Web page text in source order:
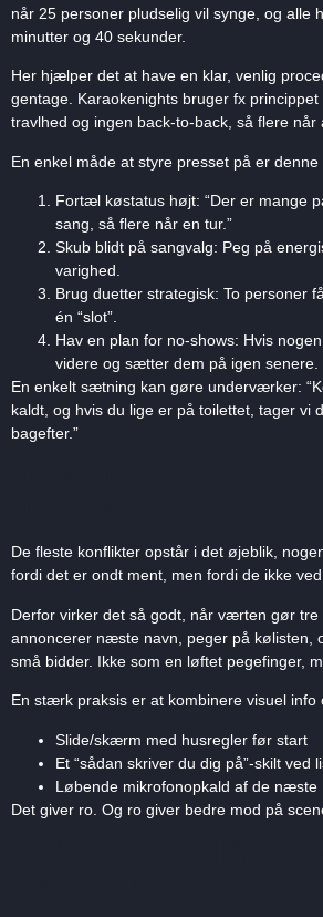
når 25 personer pludselig vil synge, og alle
minutter og 40 sekunder.
Her hjælper det at have en klar, venlig
gentage. Karaokenights bruger fx
travlhed og ingen back-to-back, så flere når
En enkel måde at styre presset på er
Fortæl køstatus højt: “Der er mange
sang, så flere når en tur.”
Skub blidt på sangvalg: Peg på
varighed.
Brug duetter strategisk: To personer
én “slot”.
Hav en plan for no-shows: Hvis
videre og sætter dem på igen senere.
En enkelt sætning kan gøre underværker:
kaldt, og hvis du lige er på toilettet, tager vi
bagefter.”
De fleste konflikter opstår i det øjeblik,
fordi det er ondt ment, men fordi de ikke
Derfor virker det så godt, når værten gør tre
annoncerer næste navn, peger på kølisten,
små bidder. Ikke som en løftet pegefinger,
En stærk praksis er at kombinere visuel info
Slide/skærm med husregler før start
Et “sådan skriver du dig på”-skilt ved
Løbende mikrofonopkald af de næste
Det giver ro. Og ro giver bedre mod på